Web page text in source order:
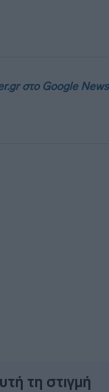
στο Google News
τη στιγμή